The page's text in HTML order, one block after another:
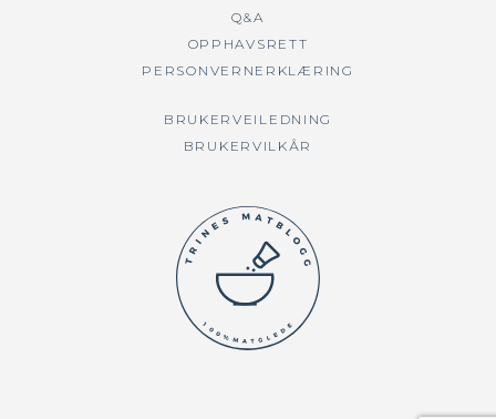
Q&A
OPPHAVSRETT
PERSONVERNERKLÆRING
BRUKERVEILEDNING
BRUKERVILKÅR